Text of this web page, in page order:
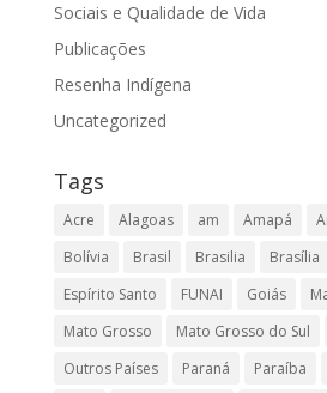
Sociais e Qualidade de Vida
Publicações
Resenha Indígena
Uncategorized
Tags
Acre Alagoas am Amapá
Bolívia
Brasil Brasilia Brasília
Espírito Santo
FUNAI Goiás
Mato Grosso
Mato Grosso do Sul
Outros Países
Paraná Paraíba